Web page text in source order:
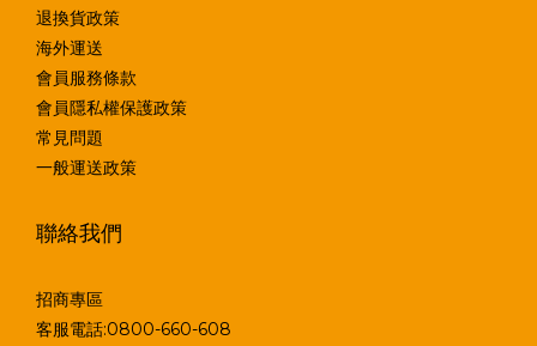
退換貨政策
海外運送
會員服務條款
會員隱私權保護政策
常見問題
一般運送政策
聯絡我們
招商專區
客服電話:0800-660-608